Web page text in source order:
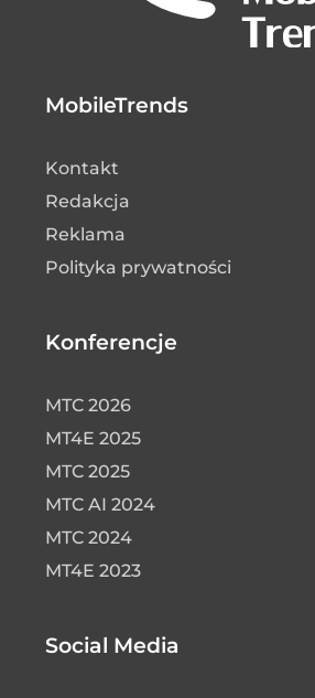
MobileTrends
Kontakt
Redakcja
Reklama
Polityka prywatności
Konferencje
MTC 2026
MT4E 2025
MTC 2025
MTC AI 2024
MTC 2024
MT4E 2023
Social Media